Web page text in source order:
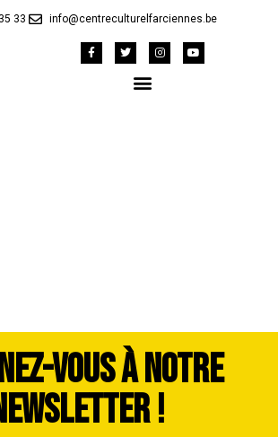
33 info@centreculturelfarciennes.be
VOUS À NOTRE
!